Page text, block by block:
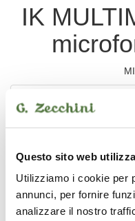
Questo sito web
Utilizziamo i cookie per
annunci, per fornire
analizzare il nostro
IK